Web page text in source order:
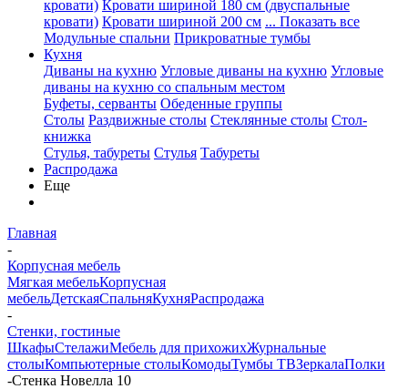
кровати) Кровати шириной 180 см (двуспальные
кровати) Кровати шириной 200 см ... Показать все
Модульные спальни Прикроватные тумбы
Кухня
Диваны на кухню Угловые диваны на кухню Угловые
диваны на кухню со спальным местом
Буфеты, серванты Обеденные группы
Столы Раздвижные столы Стеклянные столы Стол-
книжка
Стулья, табуреты Стулья Табуреты
Распродажа
Еще
Главная
-
Корпусная мебель
Мягкая мебельКорпусная
мебельДетскаяСпальняКухняРаспродажа
-
Стенки, гостиные
ШкафыСтелажиМебель для прихожихЖурнальные
столыКомпьютерные столыКомодыТумбы ТВЗеркалаПолки
-Стенка Новелла 10